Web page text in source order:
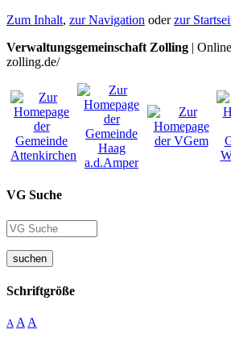
Zum Inhalt, zur Navigation oderzur
Verwaltungsgemeinschaft Zolling |
zolling.de/
VG Suche
suchen
Schriftgröße
A A A